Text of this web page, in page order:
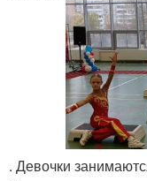
. Девочки